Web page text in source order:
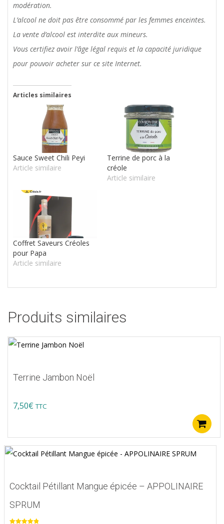
modération.
L’alcool ne doit pas être consommé par les femmes enceintes.
La vente d’alcool est interdite aux mineurs.
Vous certifiez avoir l’âge légal requis et la capacité juridique
pour pouvoir acheter sur ce site Internet.
Articles similaires
Sauce Sweet Chili Peyi
Article similaire
Terrine de porc à la
créole
Article similaire
Coffret Saveurs Créoles
pour Papa
Article similaire
Produits similaires
Terrine Jambon Noël
7,50€ TTC
Cocktail Pétillant Mangue épicée – APPOLINAIRE
SPRUM